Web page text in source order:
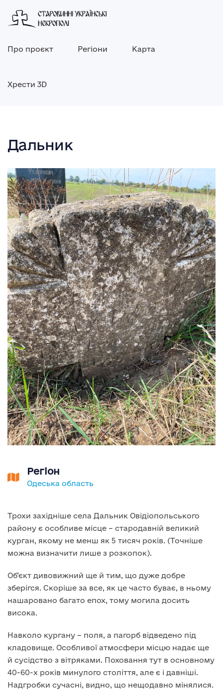
Про проєкт Регіони Карта
Хрести 3D
Дальник
Регіон
Одеська область
Трохи західніше села Дальник Овідіопольського
району є особливе місце – стародавній великий
курган, якому не менш як 5 тисяч років. (Точніше
можна визначити лише з розкопок).
Об’єкт дивовижний ще й тим, що дуже добре
зберігся. Скоріше за все, як це часто буває, в ньому
нашаровано багато епох, тому могила досить
висока.
Навколо кургану – поля, а пагорб відведено під
кладовище. Особливої атмосфери місцю надає ще
й сусідство з вітряками. Поховання тут в основному
40-60-х років минулого століття, але є і давніші.
Надгробки сучасні, видно, що нещодавно мінялися.